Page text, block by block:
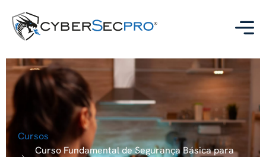
Cursos
Curso Fundamental de Segurança Básica para